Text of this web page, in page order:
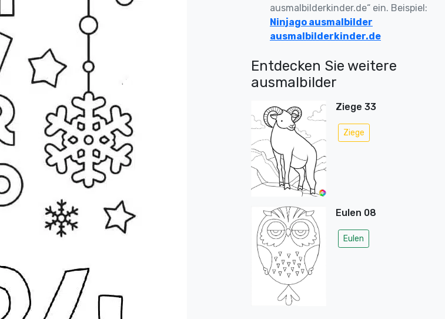
ausmalbilderkinder.de“ ein. Beispiel:
Ninjago ausmalbilder
ausmalbilderkinder.de
Entdecken Sie weitere
ausmalbilder
Ziege 33
Ziege
Eulen 08
Eulen